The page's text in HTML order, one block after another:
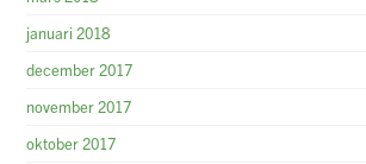
januari 2018
december 2017
november 2017
oktober 2017